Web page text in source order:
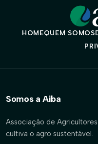
HOMEQUEM SOMOS
Somos a Aiba
Associação de
cultiva o agro sustentável.